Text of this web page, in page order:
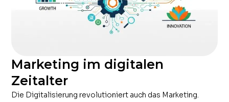
Marketing im digitalen
Zeitalter
Die Digitalisierung revolutioniert auch das Marketing.